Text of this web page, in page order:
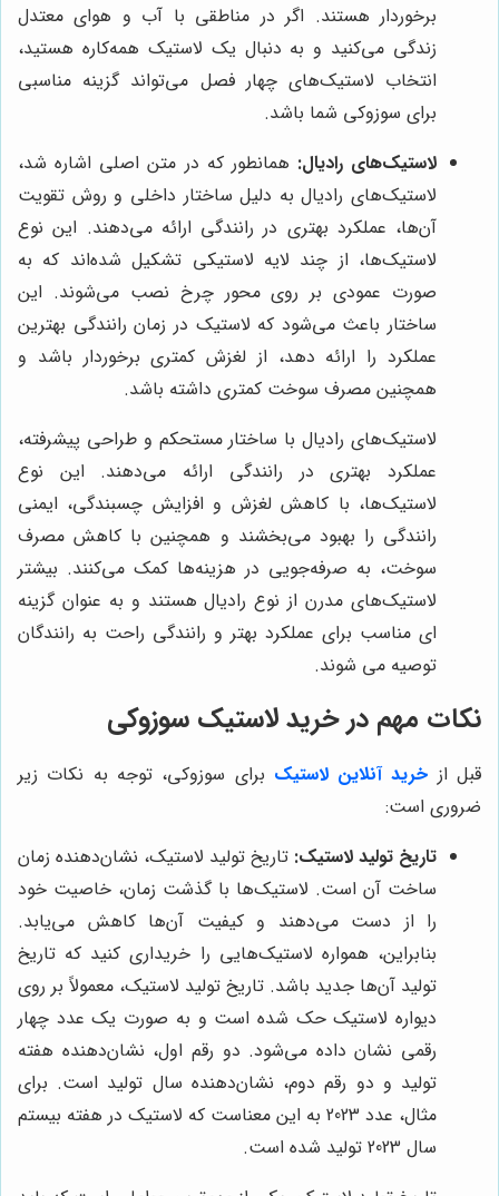
برخوردار هستند. اگر در مناطقی با آب و هوای معتدل
زندگی می‌کنید و به دنبال یک لاستیک همه‌کاره هستید،
انتخاب لاستیک‌های چهار فصل می‌تواند گزینه مناسبی
برای سوزوکی شما باشد.
لاستیک‌های رادیال: همانطور که در متن اصلی اشاره شد،
لاستیک‌های رادیال به دلیل ساختار داخلی و روش تقویت
آن‌ها، عملکرد بهتری در رانندگی ارائه می‌دهند. این نوع
لاستیک‌ها، از چند لایه لاستیکی تشکیل شده‌اند که به
صورت عمودی بر روی محور چرخ نصب می‌شوند. این
ساختار باعث می‌شود که لاستیک در زمان رانندگی بهترین
عملکرد را ارائه دهد، از لغزش کمتری برخوردار باشد و
همچنین مصرف سوخت کمتری داشته باشد.
لاستیک‌های رادیال با ساختار مستحکم و طراحی پیشرفته،
عملکرد بهتری در رانندگی ارائه می‌دهند. این نوع
لاستیک‌ها، با کاهش لغزش و افزایش چسبندگی، ایمنی
رانندگی را بهبود می‌بخشند و همچنین با کاهش مصرف
سوخت، به صرفه‌جویی در هزینه‌ها کمک می‌کنند. بیشتر
لاستیک‌های مدرن از نوع رادیال هستند و به عنوان گزینه
ای مناسب برای عملکرد بهتر و رانندگی راحت به رانندگان
توصیه می شوند.
نکات مهم در خرید لاستیک سوزوکی
قبل از خرید آنلاین لاستیک برای سوزوکی، توجه به نکات زیر
ضروری است:
تاریخ تولید لاستیک: تاریخ تولید لاستیک، نشان‌دهنده زمان
ساخت آن است. لاستیک‌ها با گذشت زمان، خاصیت خود
را از دست می‌دهند و کیفیت آن‌ها کاهش می‌یابد.
بنابراین، همواره لاستیک‌هایی را خریداری کنید که تاریخ
تولید آن‌ها جدید باشد. تاریخ تولید لاستیک، معمولاً بر روی
دیواره لاستیک حک شده است و به صورت یک عدد چهار
رقمی نشان داده می‌شود. دو رقم اول، نشان‌دهنده هفته
تولید و دو رقم دوم، نشان‌دهنده سال تولید است. برای
مثال، عدد 2023 به این معناست که لاستیک در هفته بیستم
سال 2023 تولید شده است.